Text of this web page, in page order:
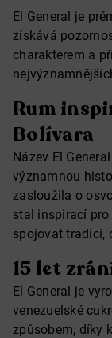
El General je
získává
charakterem a
Rum
Bolívara
Název El
významnou
zasloužila o
stal inspirací
spojovat tradici,
15 let
El General je
venezuelské
způsobem, díky